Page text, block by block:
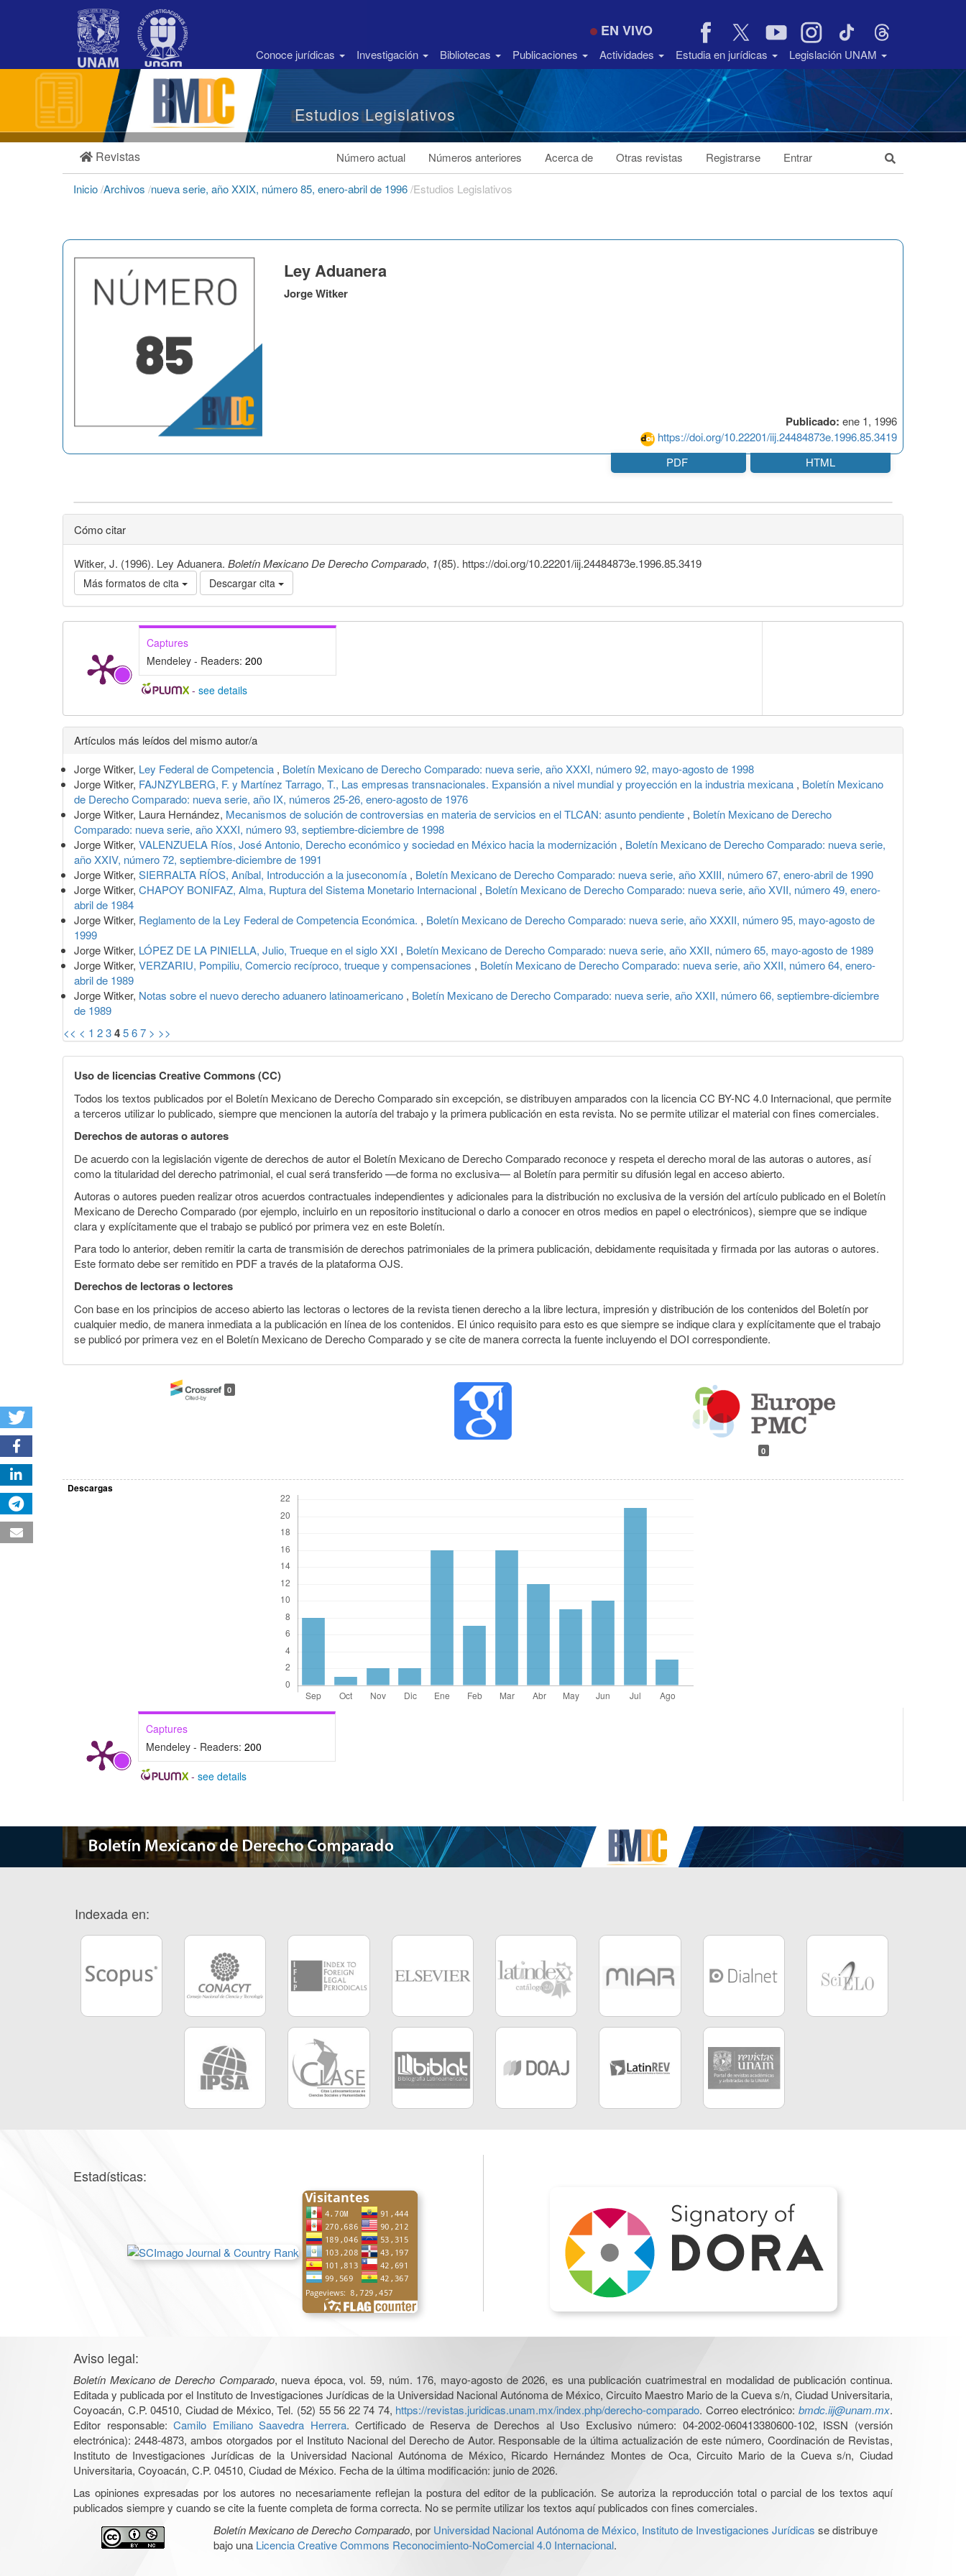
Barra
EN VIVO
Conoce jurídicas Investigación Bibliotecas Publicaciones Actividades Estudia en jurídicas Legislación UNAM
Estudios Legislativos
Revistas Número actual Números anteriores Acerca de Otras revistas Registrarse Entrar
Inicio/Archivos /nueva serie, año XXIX, número 85, enero-abril de 1996/Estudios Legislativos
Publicado: ene 1, 1996
https://doi.org/10.22201/iij.24484873e.1996.85.3419
Ley Aduanera
Jorge Witker
PDF HTML
Cómo citar
Witker, J. (1996). Ley Aduanera. Boletín Mexicano De Derecho Comparado, 1(85). https://doi.org/10.22201/iij.24484873e.1996.85.3419
Más formatos de cita Descargar cita
Captures
Mendeley - Readers: 200
- see details
Detalles
del
artículo
Artículos más leídos del mismo autor/a
Jorge Witker, Ley Federal de Competencia , Boletín Mexicano de Derecho Comparado: nueva serie, año XXXI, número 92, mayo-agosto de 1998
Jorge Witker, FAJNZYLBERG, F. y Martínez Tarrago, T., Las empresas transnacionales. Expansión a nivel mundial y proyección en la industria mexicana , Boletín Mexicano
de Derecho Comparado: nueva serie, año IX, números 25-26, enero-agosto de 1976
Jorge Witker, Laura Hernández, Mecanismos de solución de controversias en materia de servicios en el TLCAN: asunto pendiente , Boletín Mexicano de Derecho
Comparado: nueva serie, año XXXI, número 93, septiembre-diciembre de 1998
Jorge Witker, VALENZUELA Ríos, José Antonio, Derecho económico y sociedad en México hacia la modernización , Boletín Mexicano de Derecho Comparado: nueva serie,
año XXIV, número 72, septiembre-diciembre de 1991
Jorge Witker, SIERRALTA RÍOS, Aníbal, Introducción a la juseconomía , Boletín Mexicano de Derecho Comparado: nueva serie, año XXIII, número 67, enero-abril de 1990
Jorge Witker, CHAPOY BONIFAZ, Alma, Ruptura del Sistema Monetario Internacional , Boletín Mexicano de Derecho Comparado: nueva serie, año XVII, número 49, enero-
abril de 1984
Jorge Witker, Reglamento de la Ley Federal de Competencia Económica. , Boletín Mexicano de Derecho Comparado: nueva serie, año XXXII, número 95, mayo-agosto de
1999
Jorge Witker, LÓPEZ DE LA PINIELLA, Julio, Trueque en el siglo XXI , Boletín Mexicano de Derecho Comparado: nueva serie, año XXII, número 65, mayo-agosto de 1989
Jorge Witker, VERZARIU, Pompiliu, Comercio recíproco, trueque y compensaciones , Boletín Mexicano de Derecho Comparado: nueva serie, año XXII, número 64, enero-
abril de 1989
Jorge Witker, Notas sobre el nuevo derecho aduanero latinoamericano , Boletín Mexicano de Derecho Comparado: nueva serie, año XXII, número 66, septiembre-diciembre
de 1989
<< < 1 234567 > >>
Uso de licencias Creative Commons (CC)
Todos los textos publicados por el Boletín Mexicano de Derecho Comparado sin excepción, se distribuyen amparados con la licencia CC BY-NC 4.0 Internacional, que permite
a terceros utilizar lo publicado, siempre que mencionen la autoría del trabajo y la primera publicación en esta revista. No se permite utilizar el material con fines comerciales.
Derechos de autoras o autores
De acuerdo con la legislación vigente de derechos de autor el Boletín Mexicano de Derecho Comparado reconoce y respeta el derecho moral de las autoras o autores, así
como la titularidad del derecho patrimonial, el cual será transferido —de forma no exclusiva— al Boletín para permitir su difusión legal en acceso abierto.
Autoras o autores pueden realizar otros acuerdos contractuales independientes y adicionales para la distribución no exclusiva de la versión del artículo publicado en el Boletín
Mexicano de Derecho Comparado (por ejemplo, incluirlo en un repositorio institucional o darlo a conocer en otros medios en papel o electrónicos), siempre que se indique
clara y explícitamente que el trabajo se publicó por primera vez en este Boletín.
Para todo lo anterior, deben remitir la carta de transmisión de derechos patrimoniales de la primera publicación, debidamente requisitada y firmada por las autoras o autores.
Este formato debe ser remitido en PDF a través de la plataforma OJS.
Derechos de lectoras o lectores
Con base en los principios de acceso abierto las lectoras o lectores de la revista tienen derecho a la libre lectura, impresión y distribución de los contenidos del Boletín por
cualquier medio, de manera inmediata a la publicación en línea de los contenidos. El único requisito para esto es que siempre se indique clara y explícitamente que el trabajo
se publicó por primera vez en el Boletín Mexicano de Derecho Comparado y se cite de manera correcta la fuente incluyendo el DOI correspondiente.
0
0
Descargas
Captures
Mendeley - Readers: 200
- see details
Indexada en:
Estadísticas:
Aviso legal:
Boletín Mexicano de Derecho Comparado, nueva época, vol. 59, núm. 176, mayo-agosto de 2026, es una publicación cuatrimestral en modalidad de publicación continua.
Editada y publicada por el Instituto de Investigaciones Jurídicas de la Universidad Nacional Autónoma de México, Circuito Maestro Mario de la Cueva s/n, Ciudad Universitaria,
Coyoacán, C.P. 04510, Ciudad de México, Tel. (52) 55 56 22 74 74, https://revistas.juridicas.unam.mx/index.php/derecho-comparado. Correo electrónico: bmdc.iij@unam.mx.
Editor responsable:Camilo Emiliano Saavedra Herrera. Certificado de Reserva de Derechos al Uso Exclusivo número: 04-2002-060413380600-102, ISSN (versión
electrónica): 2448-4873, ambos otorgados por el Instituto Nacional del Derecho de Autor. Responsable de la última actualización de este número, Coordinación de Revistas,
Instituto de Investigaciones Jurídicas de la Universidad Nacional Autónoma de México, Ricardo Hernández Montes de Oca, Circuito Mario de la Cueva s/n, Ciudad
Universitaria, Coyoacán, C.P. 04510, Ciudad de México. Fecha de la última modificación: junio de 2026.
Las opiniones expresadas por los autores no necesariamente reflejan la postura del editor de la publicación. Se autoriza la reproducción total o parcial de los textos aquí
publicados siempre y cuando se cite la fuente completa de forma correcta. No se permite utilizar los textos aquí publicados con fines comerciales.
Boletín Mexicano de Derecho Comparado, por Universidad Nacional Autónoma de México, Instituto de Investigaciones Jurídicas se distribuye
bajo una Licencia Creative Commons Reconocimiento-NoComercial 4.0 Internacional.